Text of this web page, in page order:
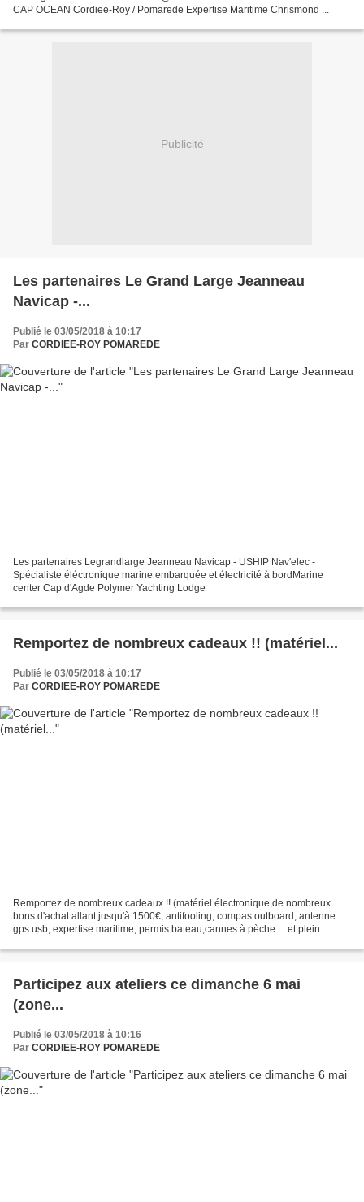
CAP OCEAN Cordiee-Roy / Pomarede Expertise Maritime Chrismond ...
Publicité
Les partenaires Le Grand Large Jeanneau
Navicap -...
Publié le 03/05/2018 à 10:17
Par CORDIEE-ROY POMAREDE
Les partenaires Legrandlarge Jeanneau Navicap - USHIP Nav'elec -
Spécialiste éléctronique marine embarquée et électricité à bordMarine
center Cap d'Agde Polymer Yachting Lodge
Remportez de nombreux cadeaux !! (matériel...
Publié le 03/05/2018 à 10:17
Par CORDIEE-ROY POMAREDE
Remportez de nombreux cadeaux !! (matériel électronique,de nombreux
bons d'achat allant jusqu'à 1500€, antifooling, compas outboard, antenne
gps usb, expertise maritime, permis bateau,cannes à pèche ... et plein
Participez aux ateliers ce dimanche 6 mai
(zone...
Publié le 03/05/2018 à 10:16
Par CORDIEE-ROY POMAREDE